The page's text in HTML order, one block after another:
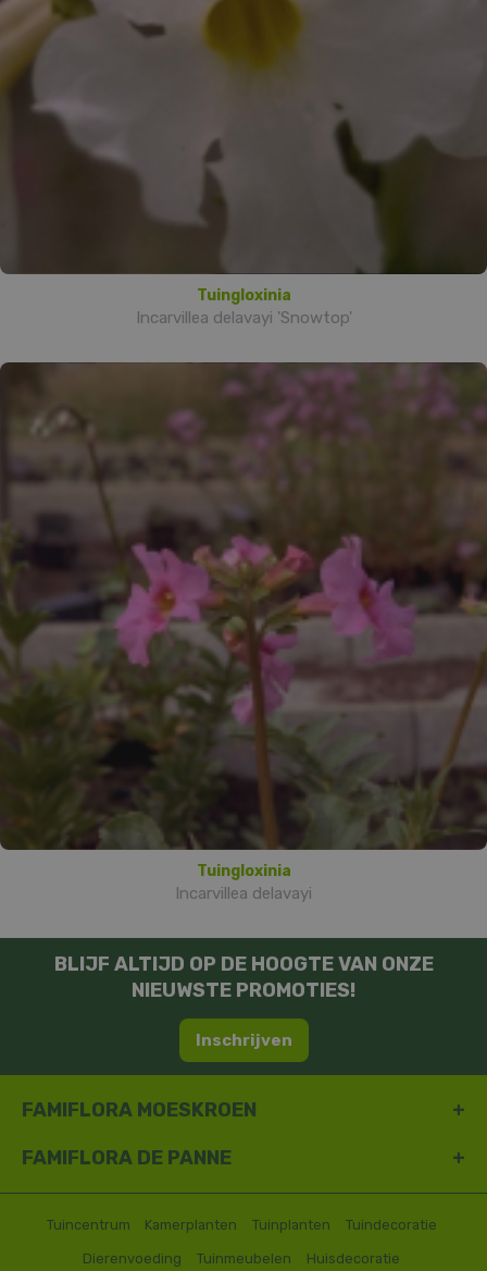
Tuingloxinia
Incarvillea delavayi 'Snowtop'
Tuingloxinia
Incarvillea delavayi
BLIJF ALTIJD OP DE HOOGTE VAN ONZE
NIEUWSTE PROMOTIES!
Inschrijven
FAMIFLORA MOESKROEN
FAMIFLORA DE PANNE
Tuincentrum Kamerplanten Tuinplanten Tuindecoratie
Dierenvoeding Tuinmeubelen Huisdecoratie